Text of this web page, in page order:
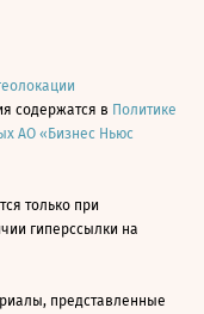
содержатся в Политике
АО «Бизнес Ньюс
только при
гиперссылки на
представленные